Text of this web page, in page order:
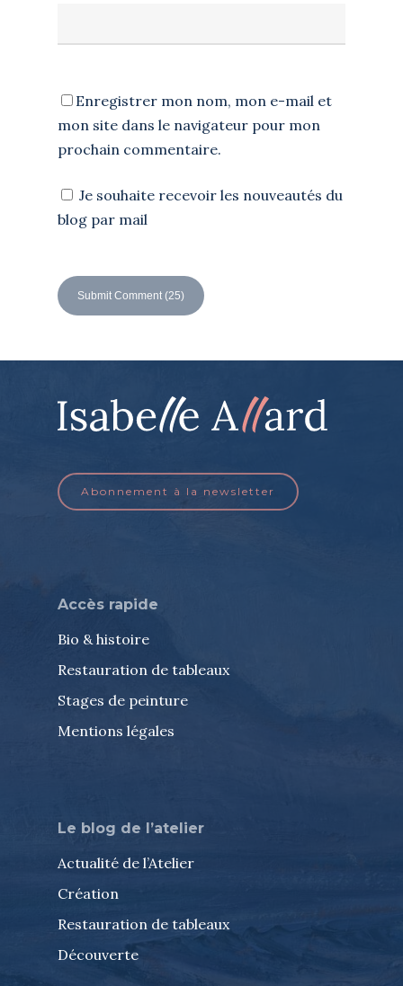
Enregistrer mon nom, mon e-mail et
mon site dans le navigateur pour mon
prochain commentaire.
Je souhaite recevoir les nouveautés du
blog par mail
Abonnement à la newsletter
Accès rapide
Bio & histoire
Restauration de tableaux
Stages de peinture
Mentions légales
Le blog de l’atelier
Actualité de l’Atelier
Création
Restauration de tableaux
Découverte